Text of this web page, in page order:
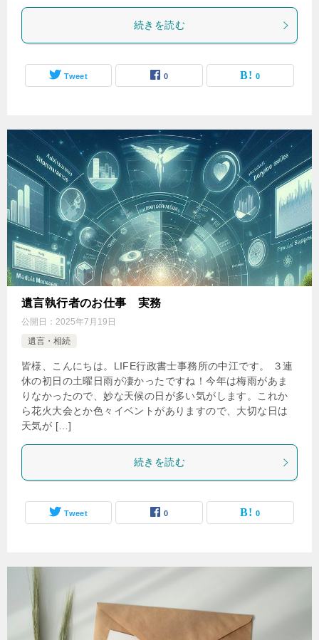
続きを読む
Tweet 0 0
遺言執行者のお仕事 実務
公開日： 2025年7月19日
遺言・相続
皆様、こんにちは。LIFE行政書士事務所の中江です。 ３連
休の初日の土曜日雨が凄かったですね！今年は梅雨があま
りなかったので、妙な天候の日が多い気がします。これか
ら花火大会とか色々イベントがありますので、大切な日は
天気が […]
続きを読む
Tweet 0 0